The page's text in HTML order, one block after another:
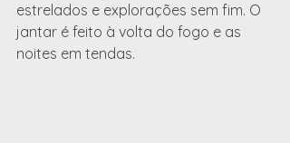
estrelados e explorações sem fim. O
jantar é feito à volta do fogo e as
noites em tendas.